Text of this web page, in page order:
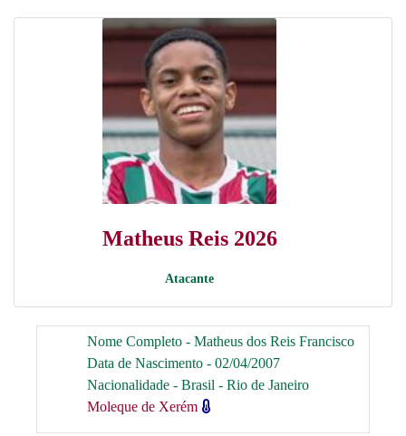
Matheus Reis 2026
Atacante
Nome Completo - Matheus dos Reis Francisco
Data de Nascimento - 02/04/2007
Nacionalidade - Brasil - Rio de Janeiro
Moleque de Xerém